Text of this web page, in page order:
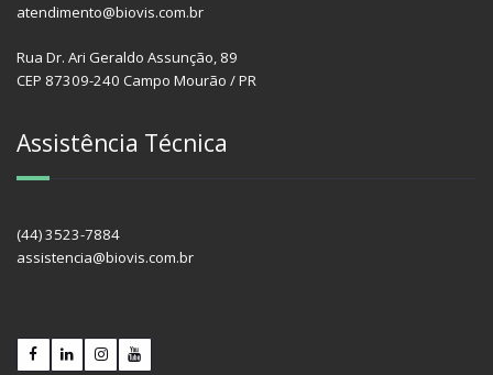
atendimento@biovis.com.br
Rua Dr. Ari Geraldo Assunção, 89
CEP 87309-240 Campo Mourão / PR
Assistência Técnica
(44) 3523-7884
assistencia@biovis.com.br